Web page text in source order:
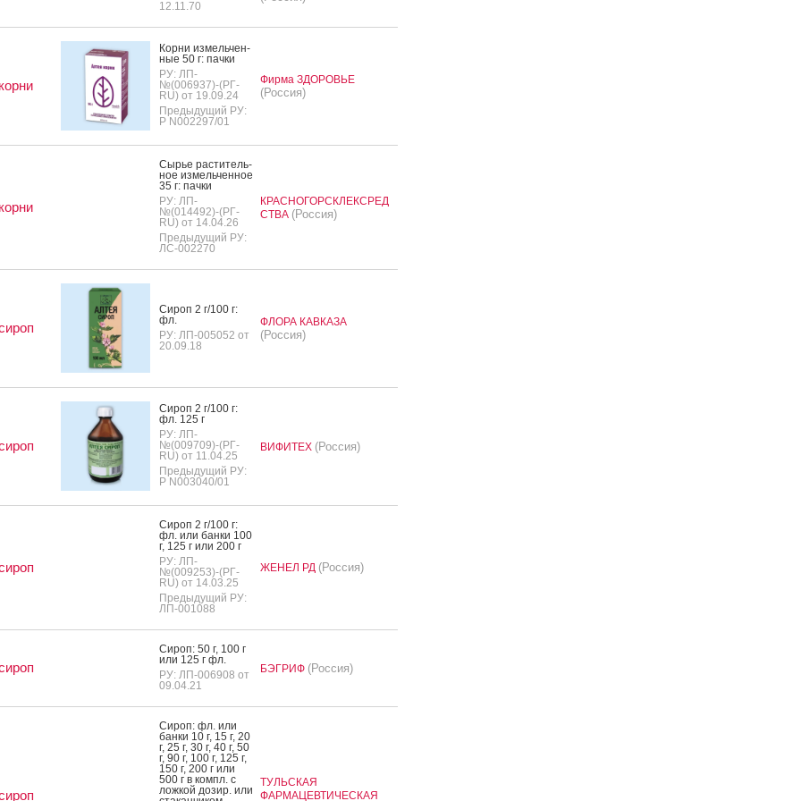
12.11.70
Кор­ни из­мель­чен­
ные 50 г: пач­ки
РУ: ЛП-
№(006937)-(РГ-
RU) от 19.09.24
Предыдущий РУ:
Р N002297/01
Фирма ЗДОРОВЬЕ
(Россия)
Сырье рас­ти­тель­
ное из­мель­чен­ное
35 г: пач­ки
РУ: ЛП-
№(014492)-(РГ-
RU) от 14.04.26
Предыдущий РУ:
ЛС-002270
КРАСНОГОРСКЛЕКСРЕД
СТВА (Россия)
Си­роп 2 г/100 г:
фл.
РУ: ЛП-005052 от
20.09.18
ФЛОРА КАВКАЗА
(Россия)
Си­роп 2 г/100 г:
фл. 125 г
РУ: ЛП-
№(009709)-(РГ-
RU) от 11.04.25
Предыдущий РУ:
Р N003040/01
ВИФИТЕХ (Россия)
Си­роп 2 г/100 г:
фл. или бан­ки 100
г, 125 г или 200 г
РУ: ЛП-
№(009253)-(РГ-
RU) от 14.03.25
Предыдущий РУ:
ЛП-001088
ЖЕНЕЛ РД (Россия)
Си­роп: 50 г, 100 г
или 125 г фл.
РУ: ЛП-006908 от
09.04.21
БЭГРИФ (Россия)
Си­роп: фл. или
бан­ки 10 г, 15 г, 20
г, 25 г, 30 г, 40 г, 50
г, 90 г, 100 г, 125 г,
150 г, 200 г или
500 г в компл. с
лож­кой до­зир. или
ТУЛЬСКАЯ
ФАРМАЦЕВТИЧЕСКАЯ